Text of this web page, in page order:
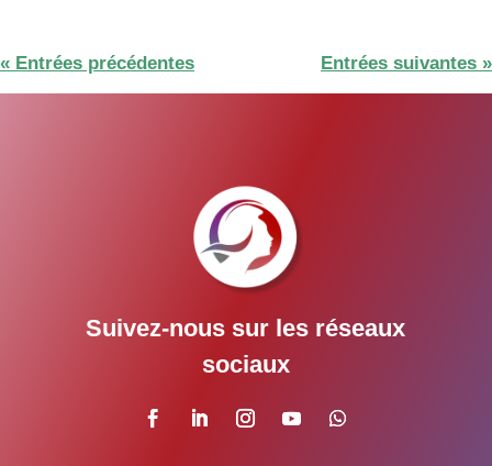
« Entrées précédentes Entrées suivantes »
Suivez-nous sur les réseaux
sociaux